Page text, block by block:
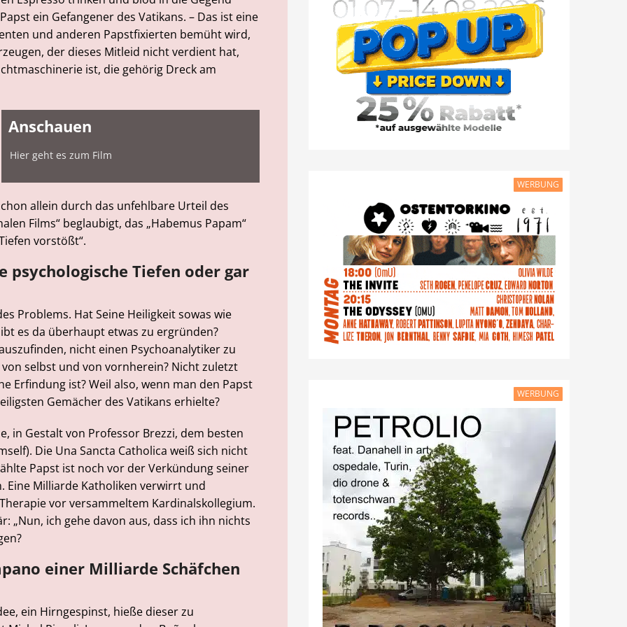
ein Gefangener des Vatikans. – Das ist eine
und anderen Papstfixierten bemüht wird,
der dieses Mitleid nicht verdient hat,
ist, die gehörig Dreck am
Anschauen
Hier geht es zum Film
allein durch das unfehlbare Urteil des
Films“ beglaubigt, das „Habemus Papam“
vorstößt“.
psychologische Tiefen oder gar
Problems. Hat Seine Heiligkeit sowas wie
es da überhaupt etwas zu ergründen?
nicht einen Psychoanalytiker zu
selbst und von vornherein? Nicht zuletzt
Erfindung ist? Weil also, wenn man den Papst
Gemächer des Vatikans erhielte?
in Gestalt von Professor Brezzi, dem besten
Die Una Sancta Catholica weiß sich nicht
Papst ist noch vor der Verkündung seiner
Eine Milliarde Katholiken verwirrt und
vor versammeltem Kardinalskollegium.
„Nun, ich gehe davon aus, dass ich ihn nichts
einer Milliarde Schäfchen
ein Hirngespinst, hieße dieser zu
WERBUNG
WERBUNG